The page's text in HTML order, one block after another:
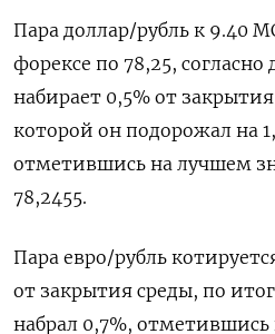
Пара доллар/рубль к 9.40
форексе по 78,25, согласно
набирает 0,5% от
которой он подорожал на
отметившись на лучшем
78,2455.
Пара евро/рубль
от закрытия среды, по
набрал 0,7%,